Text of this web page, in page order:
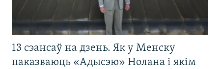
13 сэансаў на дзень. Як у Менску
паказваюць «Адысэю» Нолана і якім